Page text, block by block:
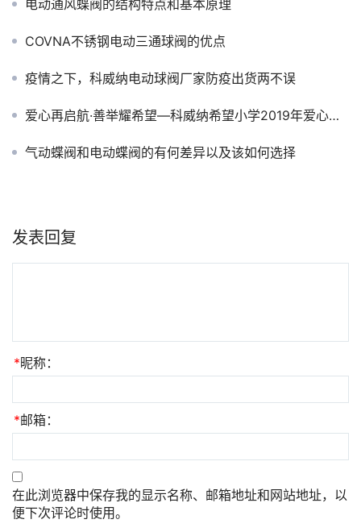
电动通风蝶阀的结构特点和基本原理
COVNA不锈钢电动三通球阀的优点
疫情之下，科威纳电动球阀厂家防疫出货两不误
爱心再启航·善举耀希望—科威纳希望小学2019年爱心捐赠活动
气动蝶阀和电动蝶阀的有何差异以及该如何选择
发表回复
*昵称：
*邮箱：
在此浏览器中保存我的显示名称、邮箱地址和网站地址，以
便下次评论时使用。